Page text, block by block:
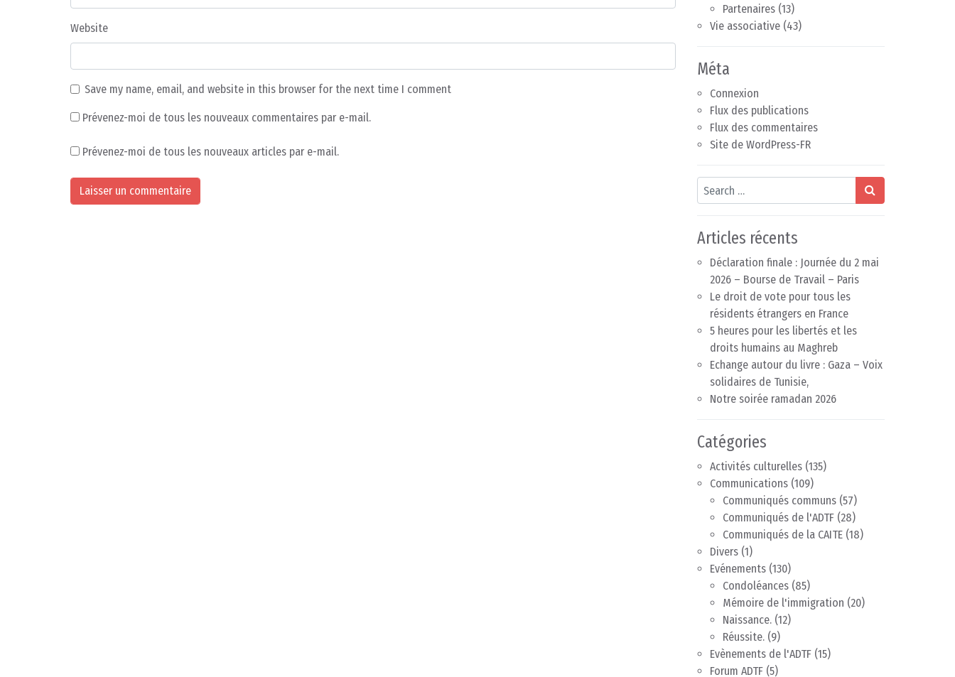
Website
Save my name, email, and website in this browser for the next time I comment
Prévenez-moi de tous les nouveaux commentaires par e-mail.
Prévenez-moi de tous les nouveaux articles par e-mail.
Partenaires (13)
Vie associative (43)
Méta
Connexion
Flux des publications
Flux des commentaires
Site de WordPress-FR
Search
Articles récents
Déclaration finale : Journée du 2 mai
2026 – Bourse de Travail – Paris
Le droit de vote pour tous les
résidents étrangers en France
5 heures pour les libertés et les
droits humains au Maghreb
Echange autour du livre : Gaza – Voix
solidaires de Tunisie,
Notre soirée ramadan 2026
Catégories
Activités culturelles (135)
Communications (109)
Communiqués communs (57)
Communiqués de l'ADTF (28)
Communiqués de la CAITE (18)
Divers (1)
Evénements (130)
Condoléances (85)
Mémoire de l'immigration (20)
Naissance. (12)
Réussite. (9)
Evènements de l'ADTF (15)
Forum ADTF (5)